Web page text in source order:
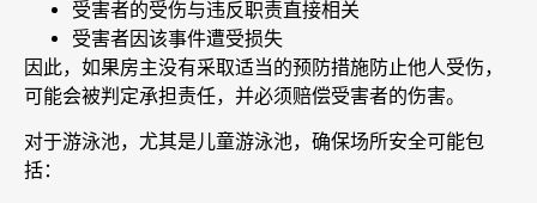
受害者的受伤与违反职责直接相关
受害者因该事件遭受损失
因此，如果房主没有采取适当的预防措施防止他人受伤，
可能会被判定承担责任，并必须赔偿受害者的伤害。
对于游泳池，尤其是儿童游泳池，确保场所安全可能包
括：